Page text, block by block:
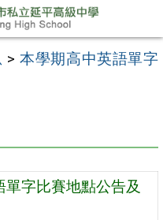
> 本學期高中英語單字
字比賽地點公告及